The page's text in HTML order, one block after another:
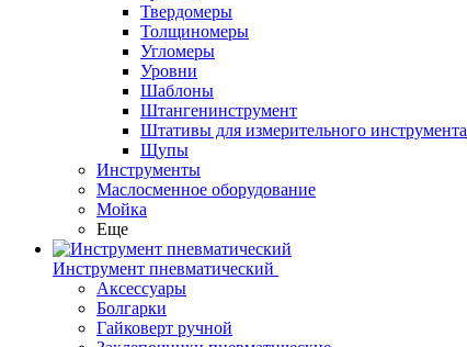
Твердомеры
Толщиномеры
Угломеры
Уровни
Шаблоны
Штангенинструмент
Штативы для измерительного инструмента
Щупы
Инструменты
Маслосменное оборудование
Мойка
Еще
Инструмент пневматический
Аксессуары
Болгарки
Гайковерт ручной